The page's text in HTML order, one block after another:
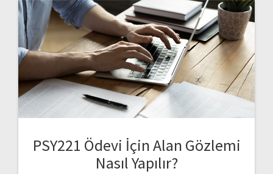
PSY221 Ödevi İçin Alan Gözlemi
Nasıl Yapılır?